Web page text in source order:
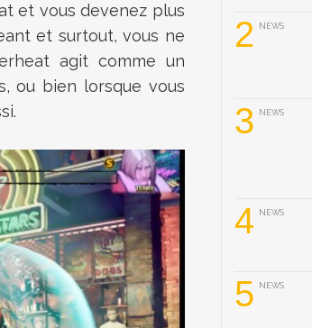
et vous devenez plus
et surtout, vous ne
agit comme un
ou bien lorsque vous
2 NEWS
3 NEWS
4 NEWS
5 NEWS